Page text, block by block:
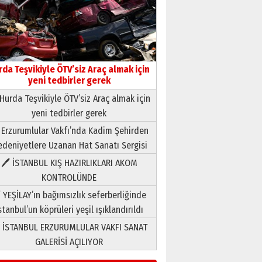
Teşvikiyle ÖTV’siz Araç almak için
yeni tedbirler gerek
Teşvikiyle ÖTV’siz Araç almak için
yeni tedbirler gerek
Vakfı’nda Kadim Şehirden
Uzanan Hat Sanatı Sergisi
🖊 İSTANBUL KIŞ HAZIRLIKLARI AKOM
KONTROLÜNDE
bağımsızlık seferberliğinde
köprüleri yeşil ışıklandırıldı
ERZURUMLULAR VAKFI SANAT
GALERİSİ AÇILIYOR
Neşat YALÇIN
Paranın Aile Kültüründeki Yeri
03 Ağustos 2026 Pazartesi
Yıldırım Gündoğdu
HAVVA’NIN ÜÇ KIZI
09 Temmuz 2026 Perşembe
Yusuf POLAT
Şampiyonluk Sebahattin
Şirin’e yazar